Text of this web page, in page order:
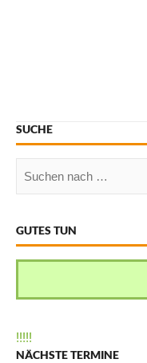
SUCHE
GUTES TUN
!!!!!
NÄCHSTE TERMINE